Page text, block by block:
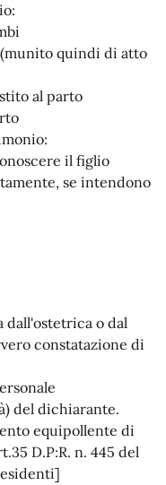
quindi di atto
al parto
il figlio
se intendono
dall'ostetrica o dal
constatazione di
del dichiarante.
equipollente di
D.P:R. n. 445 del